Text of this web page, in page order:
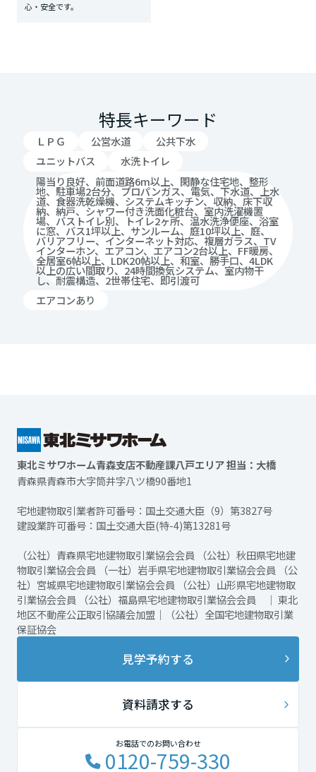
心・安全です。
特長キーワード
ＬＰＧ 公営水道
公共下水
ユニットバス
水洗トイレ
陽当り良好、前面道路6m以上、閑静な住宅地、整形
地、駐車場2台分、プロパンガス、電気、下水道、上水
道、食器洗乾燥機、システムキッチン、収納、床下収
納、納戸、シャワー付き洗面化粧台、室内洗濯機置
場、バストイレ別、トイレ2ヶ所、温水洗浄便座、浴室
に窓、バス1坪以上、サンルーム、庭10坪以上、庭、
バリアフリー、インターネット対応、複層ガラス、TV
インターホン、エアコン、エアコン2台以上、FF暖房、
全居室6帖以上、LDK20帖以上、和室、勝手口、4LDK
以上の広い間取り、24時間換気システム、室内物干
し、耐震構造、2世帯住宅、即引渡可
エアコンあり
東北ミサワホーム青森支店不動産課八戸エリア 担当：大橋
青森県青森市大字筒井字八ツ橋90番地1
宅地建物取引業者許可番号：国土交通大臣（9）第3827号
建設業許可番号：国土交通大臣(特-4)第13281号
（公社）青森県宅地建物取引業協会会員 （公社）秋田県宅地建
物取引業協会会員 （一社）岩手県宅地建物取引業協会会員 （公
社）宮城県宅地建物取引業協会会員 （公社）山形県宅地建物取
引業協会会員 （公社）福島県宅地建物取引業協会会員 ｜ 東北
地区不動産公正取引協議会加盟｜（公社）全国宅地建物取引業
保証協会
見学予約する
資料請求する
お電話でのお問い合わせ
0120-759-330